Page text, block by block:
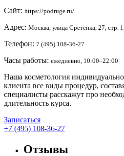
Сайт: https://podruge.ru/
Адрес: Москва, улица Сретенка, 27, стр.
Телефон: 7 (495) 108-36-27
Часы работы: ежедневно, 10:00–22:00
Наша косметология
клиента все виды процедур,
специалисты расскажут про
длительность курса.
Записаться
+7 (495) 108-36-27
Отзывы